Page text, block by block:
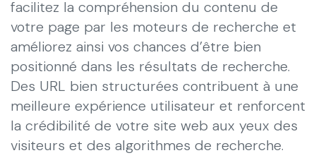
facilitez la compréhension du contenu de
votre page par les moteurs de recherche et
améliorez ainsi vos chances d’être bien
positionné dans les résultats de recherche.
Des URL bien structurées contribuent à une
meilleure expérience utilisateur et renforcent
la crédibilité de votre site web aux yeux des
visiteurs et des algorithmes de recherche.